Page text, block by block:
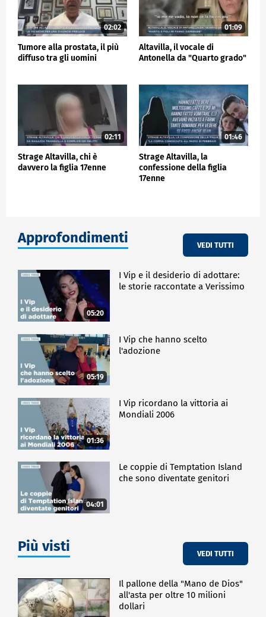
02:02
Tumore alla prostata, il più
diffuso tra gli uomini
01:09
Altavilla, il vocale di
Antonella da "Quarto grado"
02:11
Strage Altavilla, chi è
davvero la figlia 17enne
01:46
Strage Altavilla, la
confessione della figlia
17enne
Approfondimenti VEDI TUTTI
05:20
I Vip e il desiderio di adottare:
le storie raccontate a Verissimo
05:19
I Vip che hanno scelto
l'adozione
01:36
I Vip ricordano la vittoria ai
Mondiali 2006
04:01
Le coppie di Temptation Island
che sono diventate genitori
Più visti VEDI TUTTI
Il pallone della "Mano de Dios"
all'asta per oltre 10 milioni
dollari